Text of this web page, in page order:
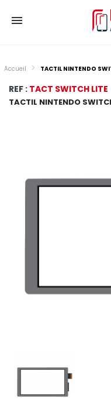
Accueil TACTIL NINTENDO
REF : TACT SWITCH LITE
TACTIL NINTENDO